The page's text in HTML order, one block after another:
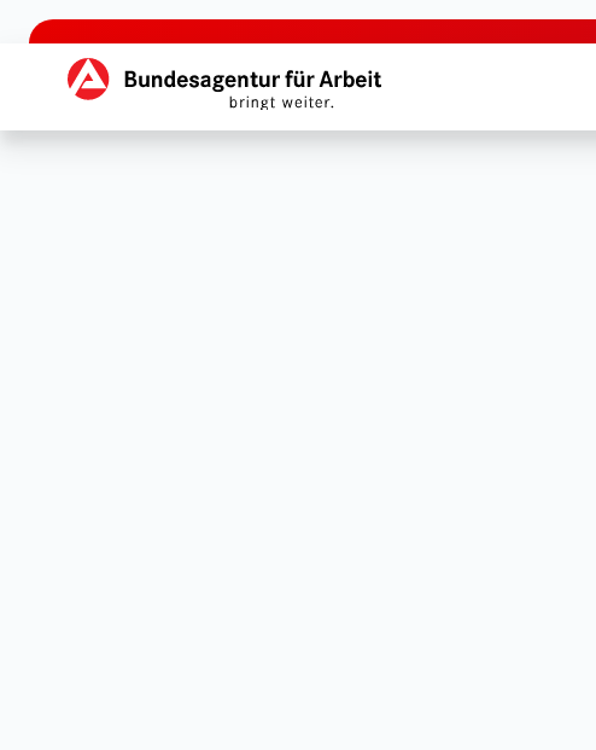
zu den Hauptinhalten springen
Hauptnavigation